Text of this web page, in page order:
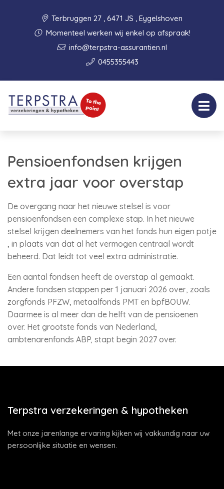
Terbruggen 27 , 6471 JS , Eygelshoven
Momenteel werken wij enkel op afspraak!
info@terpstra-assurantien.nl
0455355443
Pensioenfondsen krijgen
extra jaar voor overstap
De overgang naar het nieuwe stelsel is voor
pensioenfondsen een complexe stap. In het nieuwe
stelsel krijgen deelnemers van het fonds hun eigen potje
, in plaats van dat al het vermogen centraal wordt
beheerd. Dat leidt tot veel extra administratie.
Een aantal fondsen heeft de overstap al gemaakt.
Andere fondsen stappen per 1 januari 2026 over, zoals
zorgfonds PFZW, metaalfonds PMT en bpfBOUW.
Daarmee is al meer dan de helft van de pensioenen
over. Het grootste fonds van Nederland,
ambtenarenfonds ABP, stapt begin 2027 over.
Terpstra verzekeringen & hypotheken
Met onze jarenlange ervaring kijken wij vakkundig naar uw
persoonlijke situatie en wensen.